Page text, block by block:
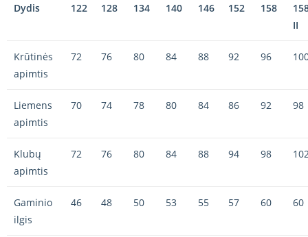
Dydis 122 128 134 140 146 152 158
II
Krūtinės
apimtis
72 76 80 84 88 92 96
Liemens
apimtis
70 74 78 80 84 86 92 98
Klubų
apimtis
72 76 80 84 88 94 98
Gaminio
ilgis
46 48 50 53 55 57 60 60